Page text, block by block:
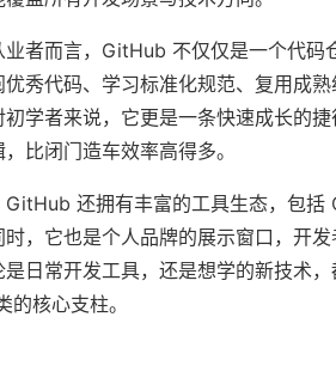
业者而言，GitHub 不仅仅是一个代
秀代码、学习标准化规范、复用成
初学者来说，它更是一条快速成长的
比闭门造车效率高得多。
GitHub 还拥有丰富的工具生态，包
时，它也是个人品牌的展示窗口，开
日常开发工具，还是想学的新技术
的核心支柱。